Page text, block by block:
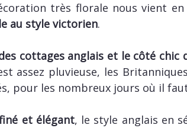
très florale nous vient
au style victorien.
cottages anglais et le côté chic
assez pluvieuse, les
pour les nombreux jours où il
et élégant, le style anglais en